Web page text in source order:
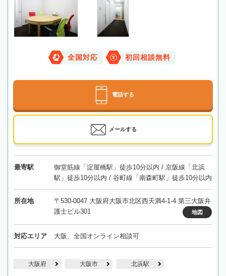
全国対応 初回相談無料
電話する
メールする
最寄駅
御堂筋線「淀屋橋駅」徒歩10分以内 / 京阪線「北浜
駅」徒歩10分以内 / 谷町線「南森町駅」徒歩10分以内
所在地
〒530-0047 大阪府大阪市北区西天満4-1-4 第三大阪弁
護士ビル301
地図
対応エリア 大阪、全国オンライン相談可
大阪府 大阪市 北浜駅